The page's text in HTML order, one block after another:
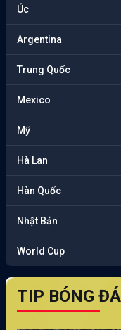
Úc
Argentina
Trung Quốc
Mexico
Mỹ
Hà Lan
Hàn Quốc
Nhật Bản
World Cup
TIP BÓNG